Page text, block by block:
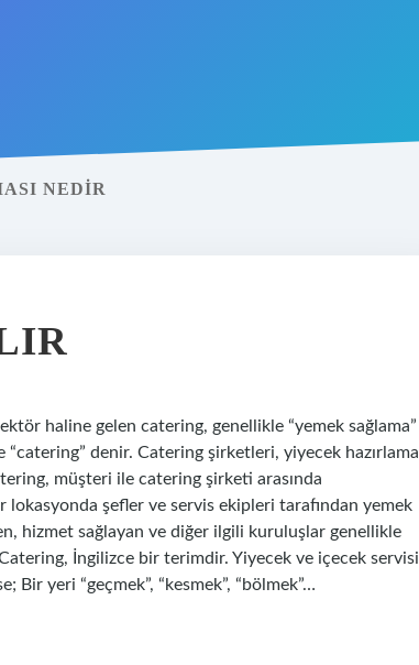
NEDIR
haline gelen catering, genellikle “yemek sağlama”
denir. Catering şirketleri, yiyecek hazırlama
müşteri ile catering şirketi arasında
lokasyonda şefler ve servis ekipleri tarafından yemek
hizmet sağlayan ve diğer ilgili kuruluşlar genellikle
İngilizce bir terimdir. Yiyecek ve içecek servisi
Bir yeri “geçmek”, “kesmek”, “bölmek”…